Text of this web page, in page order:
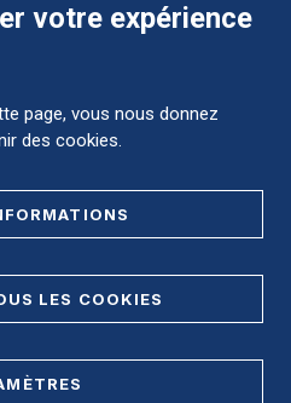
hospitalisation ?
DE SITE
votre expérience
page, vous nous donnez
des cookies.
LES COOKIES